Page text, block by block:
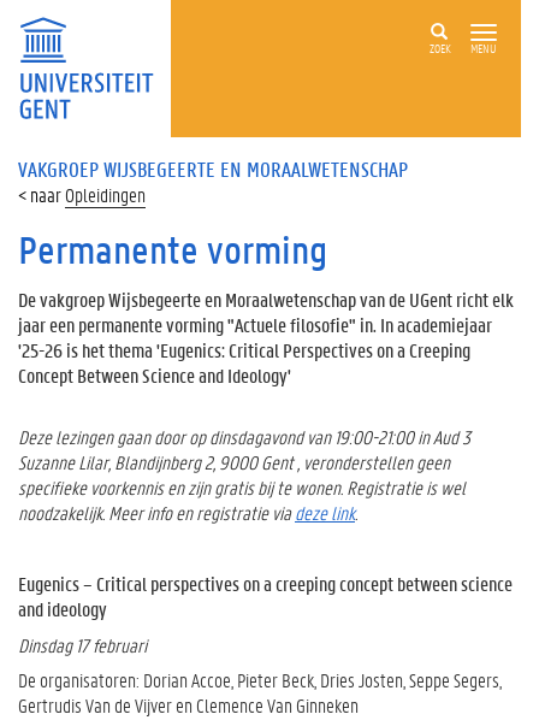
ZOEK MENU
VAKGROEP WIJSBEGEERTE EN MORAALWETENSCHAP
Opleidingen
Permanente vorming
De vakgroep Wijsbegeerte en Moraalwetenschap van de UGent richt elk
jaar een permanente vorming "Actuele filosofie" in. In academiejaar
'25-26 is het thema 'Eugenics: Critical Perspectives on a Creeping
Concept Between Science and Ideology'
Deze lezingen gaan door op dinsdagavond van 19:00-21:00 in Aud 3
Suzanne Lilar, Blandijnberg 2, 9000 Gent , veronderstellen geen
specifieke voorkennis en zijn gratis bij te wonen. Registratie is wel
noodzakelijk. Meer info en registratie viadeze link.
Eugenics – Critical perspectives on a creeping concept between science
and ideology
Dinsdag 17 februari
De organisatoren: Dorian Accoe, Pieter Beck, Dries Josten, Seppe Segers,
Gertrudis Van de Vijver en Clemence Van Ginneken